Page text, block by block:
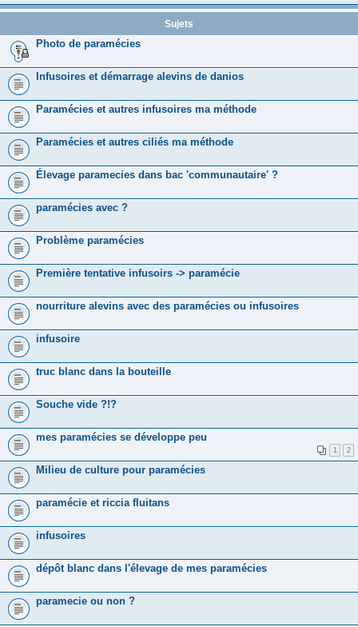
Sujets
Photo de paramécies
Infusoires et démarrage alevins de danios
Paramécies et autres infusoires ma méthode
Paramécies et autres ciliés ma méthode
Élevage paramecies dans bac 'communautaire' ?
paramécies avec ?
Problème paramécies
Première tentative infusoirs -> paramécie
nourriture alevins avec des paramécies ou infusoires
infusoire
truc blanc dans la bouteille
Souche vide ?!?
mes paramécies se développe peu
1 2
Milieu de culture pour paramécies
paramécie et riccia fluitans
infusoires
dépôt blanc dans l'élevage de mes paramécies
paramecie ou non ?